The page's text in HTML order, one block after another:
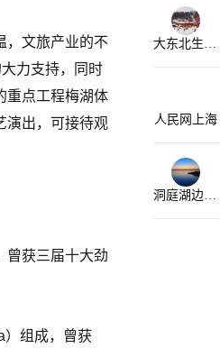
，文旅产业的不
力支持，同时
重点工程梅湖体
演出，可接待观
曾获三届十大劲
）组成，曾获
大东北生活资讯
人民网上海
洞庭湖边那些事儿